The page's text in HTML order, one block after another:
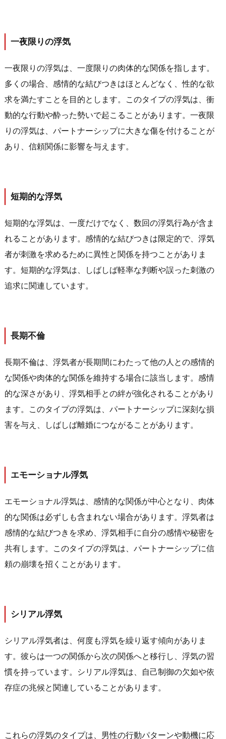
一夜限りの浮気
一夜限りの浮気は、一度限りの肉体的な関係を指します。
多くの場合、感情的な結びつきはほとんどなく、性的な欲
求を満たすことを目的とします。このタイプの浮気は、衝
動的な行動や酔った勢いで起こることがあります。一夜限
りの浮気は、パートナーシップに大きな傷を付けることが
あり、信頼関係に影響を与えます。
短期的な浮気
短期的な浮気は、一度だけでなく、数回の浮気行為が含ま
れることがあります。感情的な結びつきは限定的で、浮気
者が刺激を求めるために異性と関係を持つことがありま
す。短期的な浮気は、しばしば軽率な判断や誤った刺激の
追求に関連しています。
長期不倫
長期不倫は、浮気者が長期間にわたって他の人との感情的
な関係や肉体的な関係を維持する場合に該当します。感情
的な深さがあり、浮気相手との絆が強化されることがあり
ます。このタイプの浮気は、パートナーシップに深刻な損
害を与え、しばしば離婚につながることがあります。
エモーショナル浮気
エモーショナル浮気は、感情的な関係が中心となり、肉体
的な関係は必ずしも含まれない場合があります。浮気者は
感情的な結びつきを求め、浮気相手に自分の感情や秘密を
共有します。このタイプの浮気は、パートナーシップに信
頼の崩壊を招くことがあります。
シリアル浮気
シリアル浮気者は、何度も浮気を繰り返す傾向がありま
す。彼らは一つの関係から次の関係へと移行し、浮気の習
慣を持っています。シリアル浮気は、自己制御の欠如や依
存症の兆候と関連していることがあります。
これらの浮気のタイプは、男性の行動パターンや動機に応